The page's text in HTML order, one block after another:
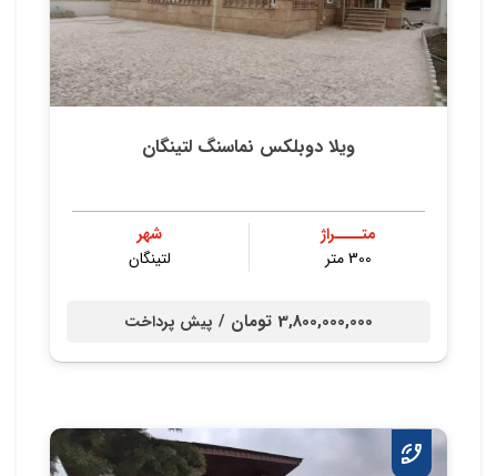
ویلا دوبلکس نماسنگ لتینگان
متــــراژ
300 متر
شهر
لتینگان
3,800,000,000 تومان / پیش پرداخت